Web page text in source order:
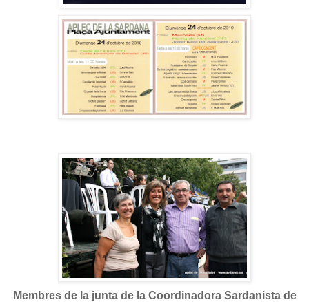
Membres de la junta de la Coordinadora Sardanista de